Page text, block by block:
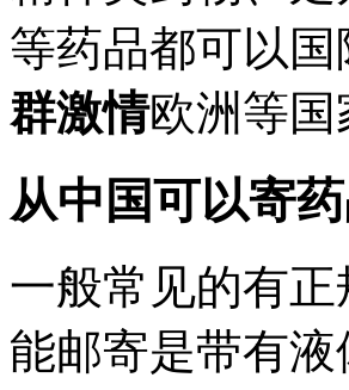
等药品都可以
群激情欧洲等国
从中国可以寄
一般常见的有
能邮寄是带有